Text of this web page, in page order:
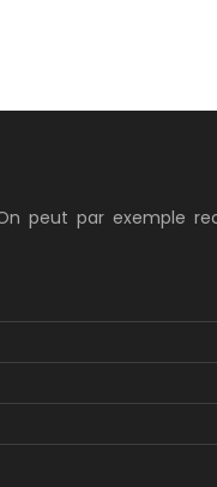
peut par exemple